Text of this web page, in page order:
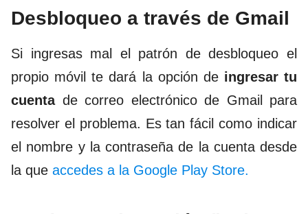
Desbloqueo a través de Gmail
Si ingresas mal el patrón de desbloqueo el
propio móvil te dará la opción de ingresar tu
cuenta de correo electrónico de Gmail para
resolver el problema. Es tan fácil como indicar
el nombre y la contraseña de la cuenta desde
la que accedes a la Google Play Store.